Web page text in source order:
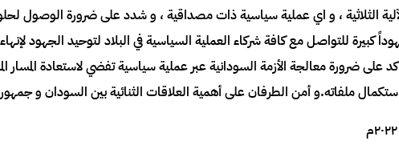
الثلاثية ، و اي عملية سياسية ذات مصداقية ، و شدد على ضرورة الوصول
كبيرة للتواصل مع كافة شركاء العملية السياسية في البلاد لتوحيد الجهود
على ضرورة معالجة الأزمة السودانية عبر عملية سياسية تفضي لاستعادة المسار
ملفاته.و أمن الطرفان على أهمية العلاقات الثنائية بين السودان و